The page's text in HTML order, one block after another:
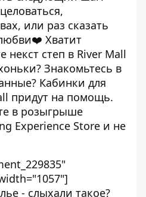
или раз сказать
Хватит
некст степ в River Mall
Знакомьтесь в
Кабинки для
придут на помощь.
в розыгрыше
Experience Store и не